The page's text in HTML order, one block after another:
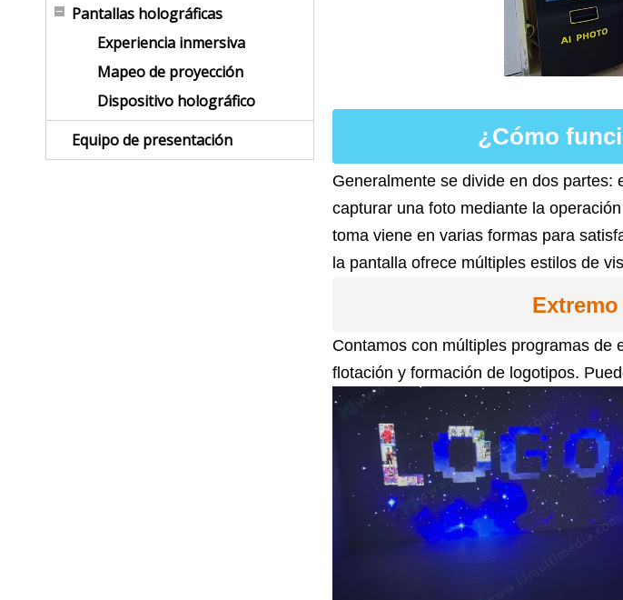
Pantallas holográficas
Experiencia inmersiva
Mapeo de proyección
Dispositivo holográfico
Equipo de presentación
¿Cómo
Generalmente se divide en dos
capturar una foto mediante la
toma viene en varias formas para
la pantalla ofrece múltiples estilos de
Contamos con múltiples programas de
flotación y formación de logotipos.